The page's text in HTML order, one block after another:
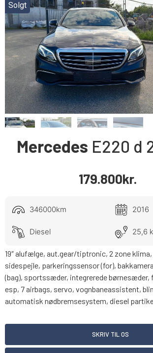
Solgt
Mercedes E220 d
179.800kr.
346000km 2016
Diesel 25,6
19″ alufælge, aut.gear/tiptronic, 2 zone
sidespejle, parkeringssensor (for),
(bag), sportssæder, integrerede børnesæder,
esp, 7 airbags, servo, vognbaneassistent,
automatisk nødbremsesystem, diesel
SKRIV TIL OS